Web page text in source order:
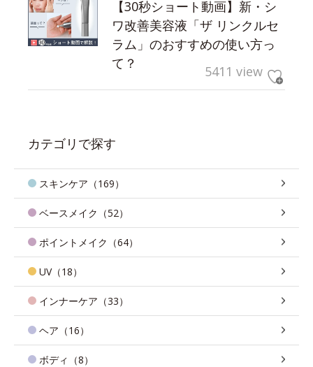
【30秒ショート動画】新・シ
ワ改善美容液「ザ リンクルセ
ラム」のおすすめの使い方っ
て？
5411 view
カテゴリで探す
スキンケア（169）
ベースメイク（52）
ポイントメイク（64）
UV（18）
インナーケア（33）
ヘア（16）
ボディ（8）